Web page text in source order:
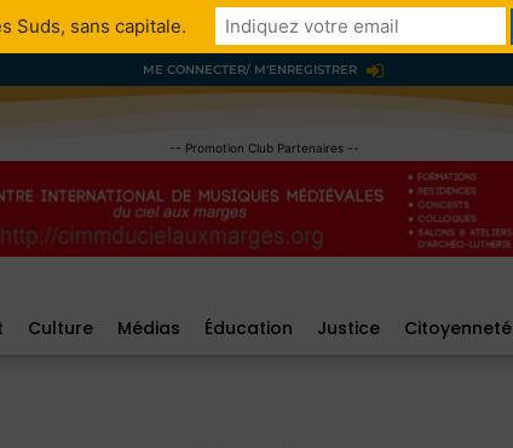
ME CONNECTER/ M'ENREGISTRER
-- Promotion Club Partenaires --
Culture Médias Éducation Justice Citoyenneté
Suds, sans capitale.